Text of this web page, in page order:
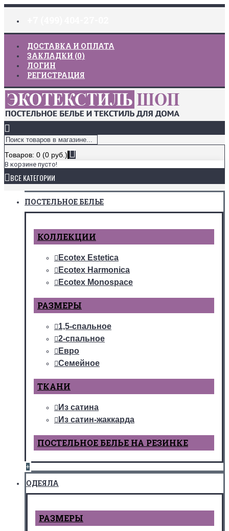
ДОСТАВКА И ОПЛАТА
ЗАКЛАДКИ (0)
ЛОГИН
РЕГИСТРАЦИЯ
Товаров: 0 (0 руб.)
В корзине пусто!
ВСЕ КАТЕГОРИИ
ПОСТЕЛЬНОЕ БЕЛЬЕ
КОЛЛЕКЦИИ
Ecotex Estetica
Ecotex Harmonica
Ecotex Monospace
РАЗМЕРЫ
1,5-спальное
2-спальное
Евро
Семейное
ТКАНИ
Из сатина
Из сатин-жаккарда
ПОСТЕЛЬНОЕ БЕЛЬЕ НА РЕЗИНКЕ
+
ОДЕЯЛА
РАЗМЕРЫ